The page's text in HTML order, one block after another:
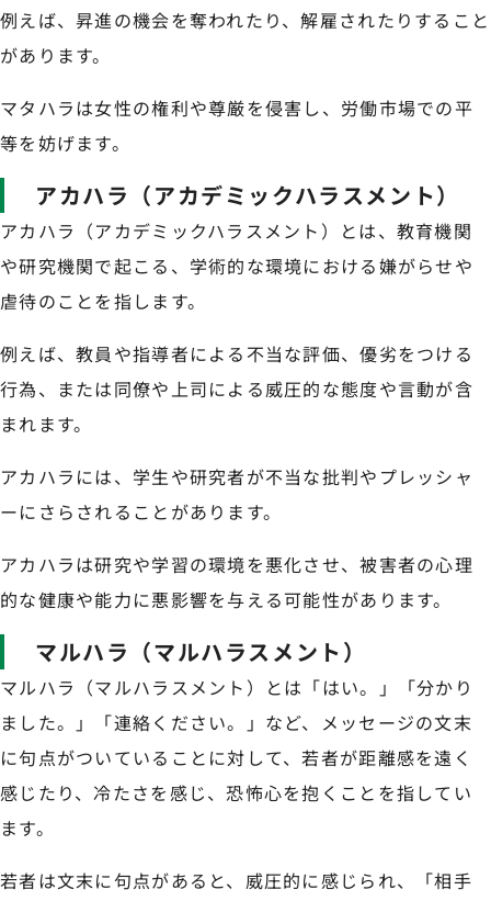
例えば、昇進の機会を奪われたり、解雇されたりすること
があります。
マタハラは女性の権利や尊厳を侵害し、労働市場での平
等を妨げます。
アカハラ（アカデミックハラスメント）
アカハラ（アカデミックハラスメント）とは、教育機関
や研究機関で起こる、学術的な環境における嫌がらせや
虐待のことを指します。
例えば、教員や指導者による不当な評価、優劣をつける
行為、または同僚や上司による威圧的な態度や言動が含
まれます。
アカハラには、学生や研究者が不当な批判やプレッシャ
ーにさらされることがあります。
アカハラは研究や学習の環境を悪化させ、被害者の心理
的な健康や能力に悪影響を与える可能性があります。
マルハラ（マルハラスメント）
マルハラ（マルハラスメント）とは「はい。」「分かり
ました。」「連絡ください。」など、メッセージの文末
に句点がついていることに対して、若者が距離感を遠く
感じたり、冷たさを感じ、恐怖心を抱くことを指してい
ます。
若者は文末に句点があると、威圧的に感じられ、「相手